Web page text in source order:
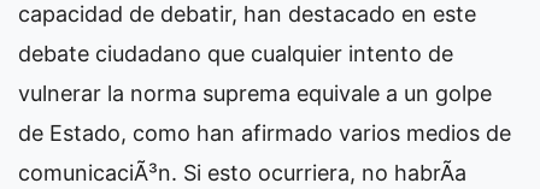
capacidad de debatir, han destacado en este
debate ciudadano que cualquier intento de
vulnerar la norma suprema equivale a un golpe
de Estado, como han afirmado varios medios de
comunicaciÃ³n. Si esto ocurriera, no habrÃ­a